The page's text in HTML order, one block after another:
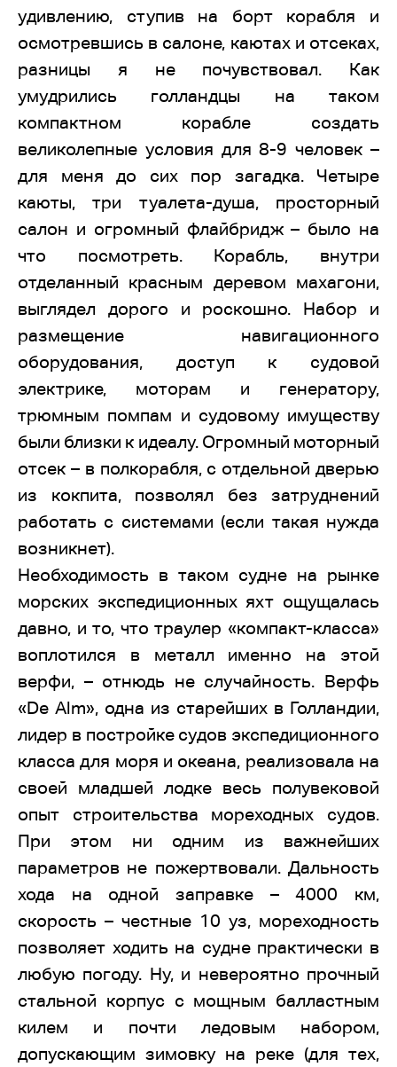
удивлению, ступив на борт корабля и
осмотревшись в салоне, каютах и отсеках,
разницы я не почувствовал. Как
умудрились голландцы на таком
компактном корабле создать
великолепные условия для 8-9 человек –
для меня до сих пор загадка. Четыре
каюты, три туалета-душа, просторный
салон и огромный флайбридж – было на
что посмотреть. Корабль, внутри
отделанный красным деревом махагони,
выглядел дорого и роскошно. Набор и
размещение навигационного
оборудования, доступ к судовой
электрике, моторам и генератору,
трюмным помпам и судовому имуществу
были близки к идеалу. Огромный моторный
отсек – в полкорабля, с отдельной дверью
из кокпита, позволял без затруднений
работать с системами (если такая нужда
возникнет).
Необходимость в таком судне на рынке
морских экспедиционных яхт ощущалась
давно, и то, что траулер «компакт-класса»
воплотился в металл именно на этой
верфи, – отнюдь не случайность. Верфь
«De Alm», одна из старейших в Голландии,
лидер в постройке судов экспедиционного
класса для моря и океана, реализовала на
своей младшей лодке весь полувековой
опыт строительства мореходных судов.
При этом ни одним из важнейших
параметров не пожертвовали. Дальность
хода на одной заправке – 4000 км,
скорость – честные 10 уз, мореходность
позволяет ходить на судне практически в
любую погоду. Ну, и невероятно прочный
стальной корпус с мощным балластным
килем и почти ледовым набором,
допускающим зимовку на реке (для тех,